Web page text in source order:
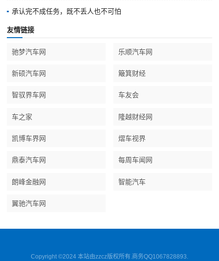
承认完不成任务，既不丢人也不可怕
友情链接
驰梦汽车网 乐顺汽车网
新硕汽车网 簸箕财经
智驭界车网 车友会
车之家 隆越财经网
凯博车界网 熠车视界
鼎泰汽车网 每周车闻网
朗峰金融网 智能汽车
翼驰汽车网
Copyright ©2024 本站由zzcz版权所有.商务QQ1067828893.